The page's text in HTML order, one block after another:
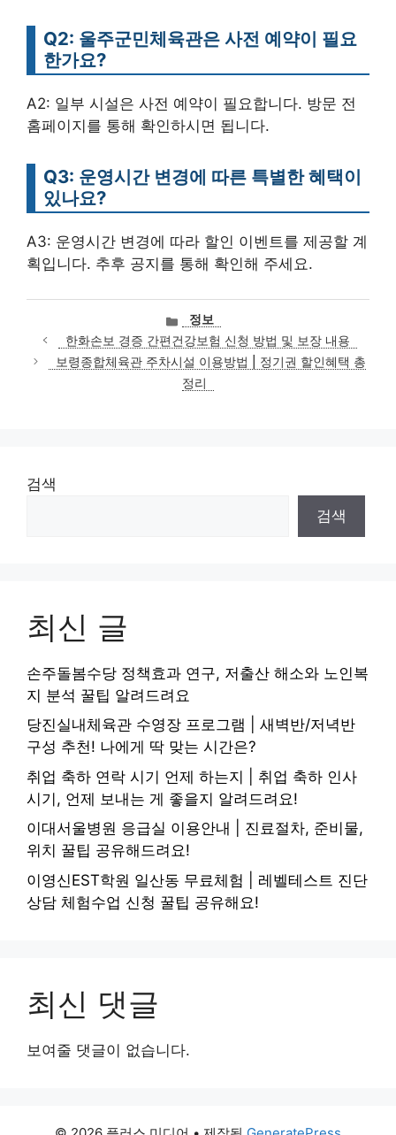
Q2: 울주군민체육관은 사전 예약이 필요
한가요?
A2: 일부 시설은 사전 예약이 필요합니다. 방문 전
홈페이지를 통해 확인하시면 됩니다.
Q3: 운영시간 변경에 따른 특별한 혜택이
있나요?
A3: 운영시간 변경에 따라 할인 이벤트를 제공할 계
획입니다. 추후 공지를 통해 확인해 주세요.
카
테
고
리
정보
한화손보 경증 간편건강보험 신청 방법 및 보장 내용
보령종합체육관 주차시설 이용방법 | 정기권 할인혜택 총
정리
검색
검색
최신 글
손주돌봄수당 정책효과 연구, 저출산 해소와 노인복
지 분석 꿀팁 알려드려요
당진실내체육관 수영장 프로그램 | 새벽반/저녁반
구성 추천! 나에게 딱 맞는 시간은?
취업 축하 연락 시기 언제 하는지 | 취업 축하 인사
시기, 언제 보내는 게 좋을지 알려드려요!
이대서울병원 응급실 이용안내 | 진료절차, 준비물,
위치 꿀팁 공유해드려요!
이영신EST학원 일산동 무료체험 | 레벨테스트 진단
상담 체험수업 신청 꿀팁 공유해요!
최신 댓글
보여줄 댓글이 없습니다.